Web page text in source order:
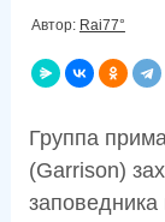
Автор: Rai77°
Группа
(Garrison)
заповедника